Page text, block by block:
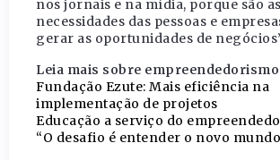
nos jornais e na mídia, porque são as
necessidades das pessoas e
gerar as oportunidades de
Leia mais sobre empreendedorismo
Fundação Ezute: Mais eficiência na
implementação de projetos
Educação a serviço do
“O desafio é entender o novo